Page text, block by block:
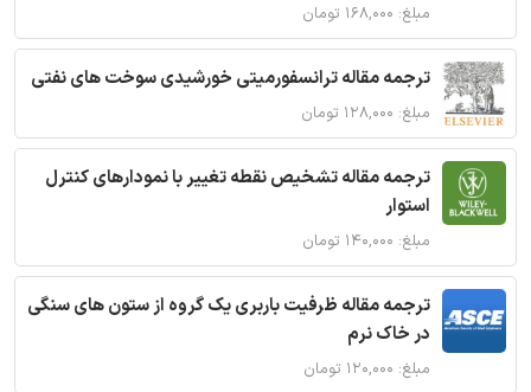
مبلغ: ۱۶۸,۰۰۰ تومان
ترجمه مقاله ترانسفورمیتی خورشیدی سوخت های نفتی
مبلغ: ۱۲۸,۰۰۰ تومان
ترجمه مقاله تشخیص نقطه تغییر با نمودارهای کنترل
استوار
مبلغ: ۱۴۰,۰۰۰ تومان
ترجمه مقاله ظرفیت باربری یک گروه از ستون های سنگی
در خاک نرم
مبلغ: ۱۲۰,۰۰۰ تومان